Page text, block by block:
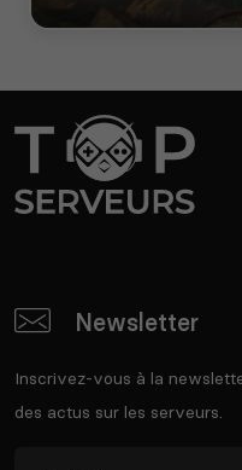
Newsletter
Inscrivez-vous à la
des actus sur les serveurs.